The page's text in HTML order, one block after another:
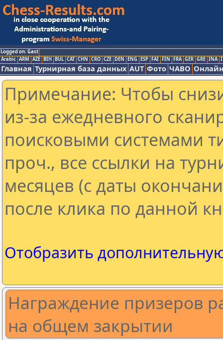
Logged on: Gast
Arabic ARM AZE BIH BUL CAT CHN CRO CZE DEN ENG ESP FAI FIN FRA GER GRE INA
Главная Турнирная база данных AUT Фото ЧАВО
Примечание: Чтобы
из-за ежедневного
поисковыми системами
проч., все ссылки на
месяцев (с даты
после клика по данной
Отобразить
Награждение призеров
на общем закрытии